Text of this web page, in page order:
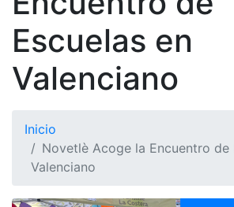
Escuelas en
Valenciano
Inicio
Novetlè Acoge la Encuentro de
Valenciano